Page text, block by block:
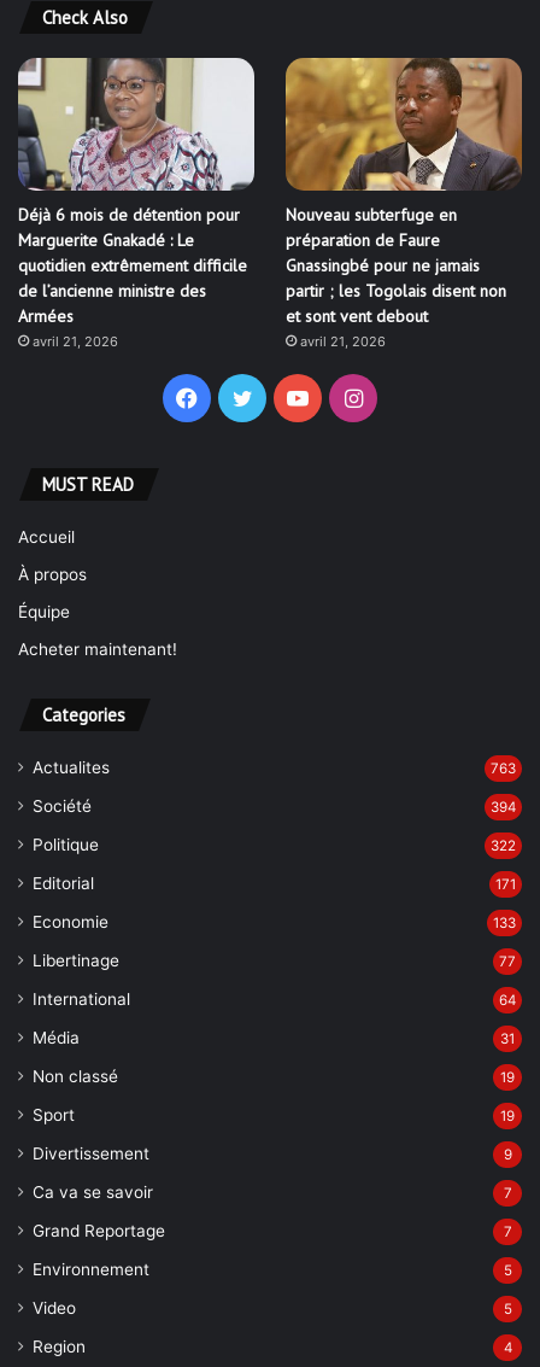
Check Also
Déjà 6 mois de détention pour
Marguerite Gnakadé : Le
quotidien extrêmement difficile
de l’ancienne ministre des
Armées
avril 21, 2026
Nouveau subterfuge en
préparation de Faure
Gnassingbé pour ne jamais
partir ; les Togolais disent non
et sont vent debout
avril 21, 2026
Facebook
TwitterYouTubeInstagram
MUST READ
Accueil
À propos
Équipe
Acheter maintenant!
Categories
Actualites 763
Société 394
Politique 322
Editorial 171
Economie 133
Libertinage 77
International 64
Média 31
Non classé 19
Sport 19
Divertissement 9
Ca va se savoir 7
Grand Reportage 7
Environnement 5
Video 5
Region 4